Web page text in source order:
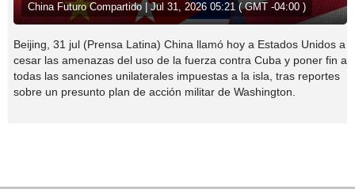
China Futuro Compartido | Jul 31, 2026 05:21 ( GMT -04:00 )
Beijing, 31 jul (Prensa Latina) China llamó hoy a Estados Unidos a
cesar las amenazas del uso de la fuerza contra Cuba y poner fin a
todas las sanciones unilaterales impuestas a la isla, tras reportes
sobre un presunto plan de acción militar de Washington.